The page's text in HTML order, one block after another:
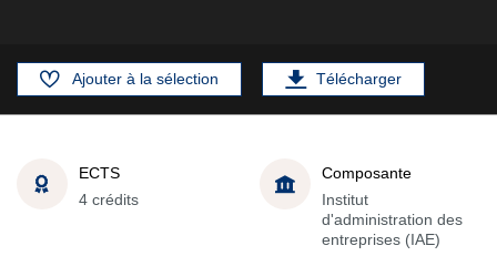
Ajouter à la sélection Télécharger
ECTS
4 crédits
Composante
Institut
d'administration des
entreprises (IAE)